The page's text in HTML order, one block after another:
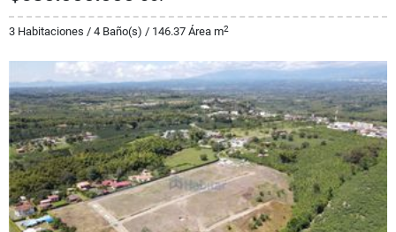
3 Habitaciones / 4 Baño(s) / 146.37 Área m2